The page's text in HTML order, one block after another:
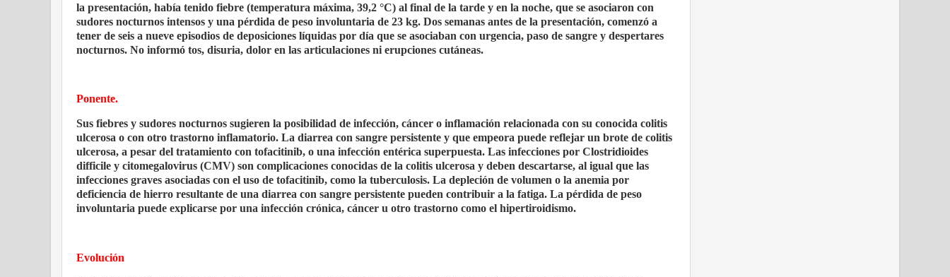
la presentación, había tenido fiebre (temperatura máxima, 39,2 °C) al final de la tarde y en la noche, que se asociaron con
sudores nocturnos intensos y una pérdida de peso involuntaria de 23 kg. Dos semanas antes de la presentación, comenzó a
tener de seis a nueve episodios de deposiciones líquidas por día que se asociaban con urgencia, paso de sangre y despertares
nocturnos. No informó tos, disuria, dolor en las articulaciones ni erupciones cutáneas.
Ponente.
Sus fiebres y sudores nocturnos sugieren la posibilidad de infección, cáncer o inflamación relacionada con su conocida colitis
ulcerosa o con otro trastorno inflamatorio. La diarrea con sangre persistente y que empeora puede reflejar un brote de colitis
ulcerosa, a pesar del tratamiento con tofacitinib, o una infección entérica superpuesta. Las infecciones por Clostridioides
difficile y citomegalovirus (CMV) son complicaciones conocidas de la colitis ulcerosa y deben descartarse, al igual que las
infecciones graves asociadas con el uso de tofacitinib, como la tuberculosis. La depleción de volumen o la anemia por
deficiencia de hierro resultante de una diarrea con sangre persistente pueden contribuir a la fatiga. La pérdida de peso
involuntaria puede explicarse por una infección crónica, cáncer u otro trastorno como el hipertiroidismo.
Evolución